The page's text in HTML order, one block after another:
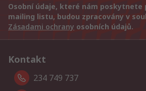
Osobní údaje, které nám poskytnete
mailing listu, budou zpracovány v
Zásadami ochrany osobních údajů.
Kontakt
234 749 737